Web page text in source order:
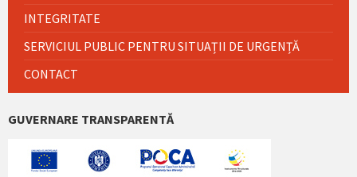
INTEGRITATE
SERVICIUL PUBLIC PENTRU SITUAȚII DE URGENȚĂ
CONTACT
GUVERNARE TRANSPARENTĂ